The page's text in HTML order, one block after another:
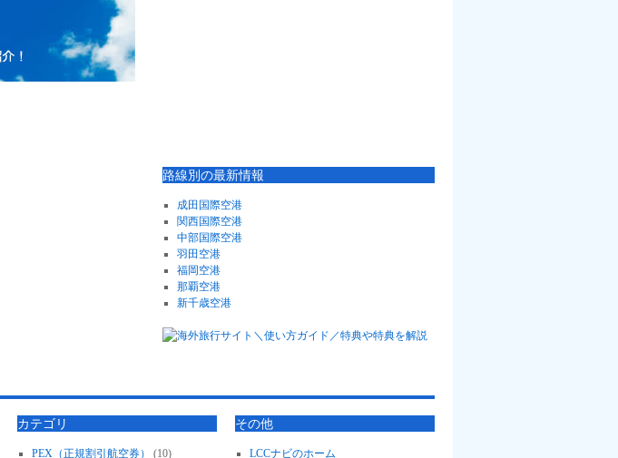
路線別の最新情報
成田国際空港
関西国際空港
中部国際空港
羽田空港
福岡空港
那覇空港
新千歳空港
カテゴリ
PEX（正規割引航空券） (10)
その他
LCCナビのホーム